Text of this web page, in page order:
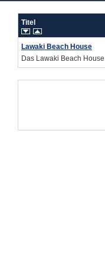
Titel
Lawaki Beach House
Das Lawaki Beach